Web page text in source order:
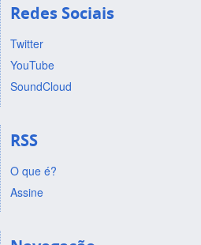
Redes Sociais
Twitter
YouTube
SoundCloud
RSS
O que é?
Assine